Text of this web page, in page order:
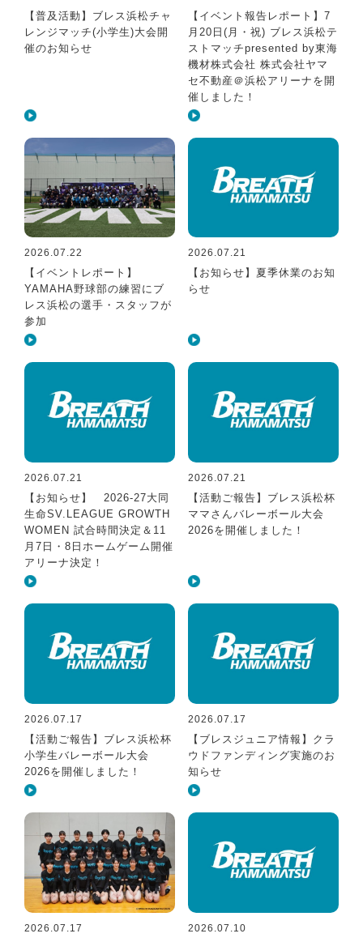
【普及活動】ブレス浜松チャ
レンジマッチ(小学生)大会開
催のお知らせ
【イベント報告レポート】7
月20日(月・祝) ブレス浜松テ
ストマッチpresented by東海
機材株式会社 株式会社ヤマ
セ不動産＠浜松アリーナを開
催しました！
2026.07.22
【イベントレポート】
YAMAHA野球部の練習にブ
レス浜松の選手・スタッフが
参加
2026.07.21
【お知らせ】夏季休業のお知
らせ
2026.07.21
【お知らせ】 2026‐27大同
生命SV.LEAGUE GROWTH
WOMEN 試合時間決定＆11
月7日・8日ホームゲーム開催
アリーナ決定！
2026.07.21
【活動ご報告】ブレス浜松杯
ママさんバレーボール大会
2026を開催しました！
2026.07.17
【活動ご報告】ブレス浜松杯
小学生バレーボール大会
2026を開催しました！
2026.07.17
【ブレスジュニア情報】クラ
ウドファンディング実施のお
知らせ
2026.07.17 2026.07.10